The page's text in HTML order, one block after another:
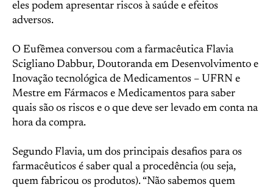
eles podem apresentar riscos à saúde e efeitos
adversos.
O Eufêmea conversou com a farmacêutica Flavia
Scigliano Dabbur, Doutoranda em Desenvolvimento e
Inovação tecnológica de Medicamentos – UFRN e
Mestre em Fármacos e Medicamentos para saber
quais são os riscos e o que deve ser levado em conta na
hora da compra.
Segundo Flavia, um dos principais desafios para os
farmacêuticos é saber qual a procedência (ou seja,
quem fabricou os produtos). “Não sabemos quem